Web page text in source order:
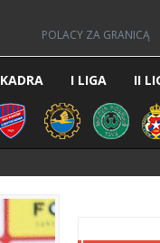
POLACY ZA GRANICĄ
KADRA I LIGA II